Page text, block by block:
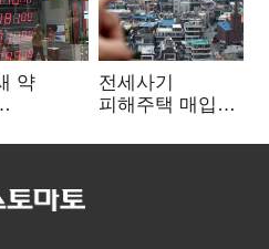
약
원화
전세사기
피해주택 매입
누적 피해자